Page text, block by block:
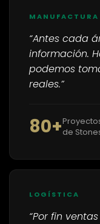
MANUFACTURA
“Antes cada
información.
podemos
reales.”
80+de
LOGÍSTICA
“Por fin